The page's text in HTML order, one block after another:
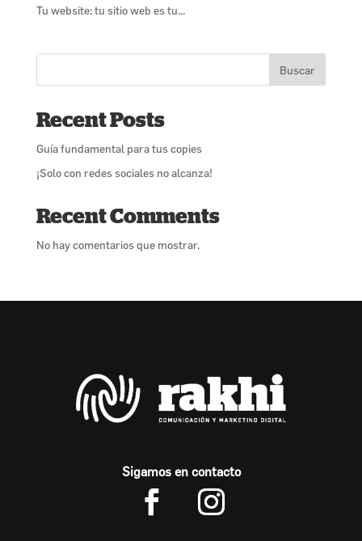
Tu website: tu sitio web es tu...
Buscar
Recent Posts
Guía fundamental para tus copies
¡Solo con redes sociales no alcanza!
Recent Comments
No hay comentarios que mostrar.
Sigamos en contacto